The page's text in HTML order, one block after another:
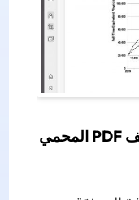
الخطوة 2. كيف يمكنني فتح ملف PDF المحمي